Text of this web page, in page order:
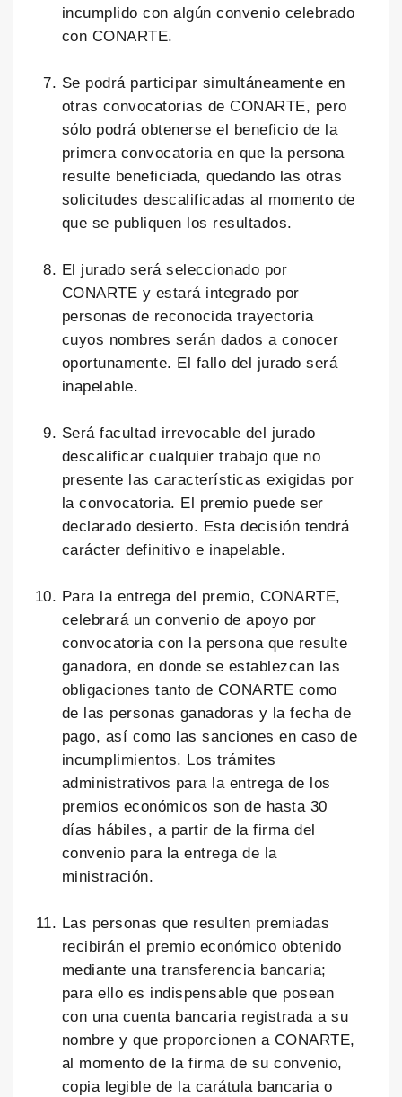
incumplido con algún convenio celebrado
con CONARTE.
Se podrá participar simultáneamente en
otras convocatorias de CONARTE, pero
sólo podrá obtenerse el beneficio de la
primera convocatoria en que la persona
resulte beneficiada, quedando las otras
solicitudes descalificadas al momento de
que se publiquen los resultados.
El jurado será seleccionado por
CONARTE y estará integrado por
personas de reconocida trayectoria
cuyos nombres serán dados a conocer
oportunamente. El fallo del jurado será
inapelable.
Será facultad irrevocable del jurado
descalificar cualquier trabajo que no
presente las características exigidas por
la convocatoria. El premio puede ser
declarado desierto. Esta decisión tendrá
carácter definitivo e inapelable.
Para la entrega del premio, CONARTE,
celebrará un convenio de apoyo por
convocatoria con la persona que resulte
ganadora, en donde se establezcan las
obligaciones tanto de CONARTE como
de las personas ganadoras y la fecha de
pago, así como las sanciones en caso de
incumplimientos. Los trámites
administrativos para la entrega de los
premios económicos son de hasta 30
días hábiles, a partir de la firma del
convenio para la entrega de la
ministración.
Las personas que resulten premiadas
recibirán el premio económico obtenido
mediante una transferencia bancaria;
para ello es indispensable que posean
con una cuenta bancaria registrada a su
nombre y que proporcionen a CONARTE,
al momento de la firma de su convenio,
copia legible de la carátula bancaria o